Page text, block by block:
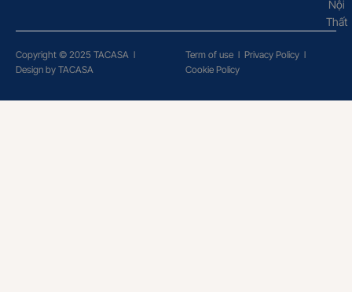
Nội
Thất
Copyright © 2025 TACASA l
Design by TACASA
Term of use l Privacy Policy l
Cookie Policy